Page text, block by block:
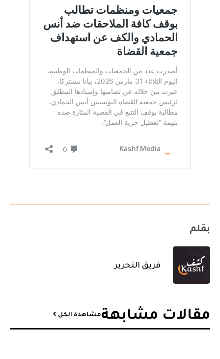
بقلم
فريق التحرير
مقالات مشابهة​مشاهدة الكل